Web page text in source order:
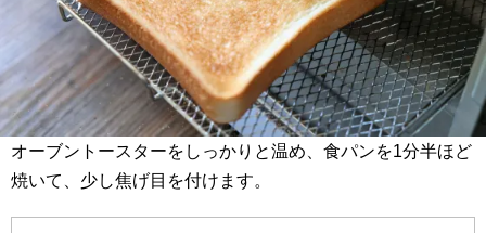
オーブントースターをしっかりと温め、食パンを1分半ほど
焼いて、少し焦げ目を付けます。